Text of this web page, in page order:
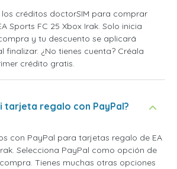
los créditos doctorSIM para comprar
Sports FC 25 Xbox Irak. Solo inicia
y tu descuento se aplicará
finalizar. ¿No tienes cuenta? Créala
crédito gratis.
tarjeta regalo con PayPal?
con PayPal para tarjetas regalo de EA
Selecciona PayPal como opción de
Tienes muchas otras opciones